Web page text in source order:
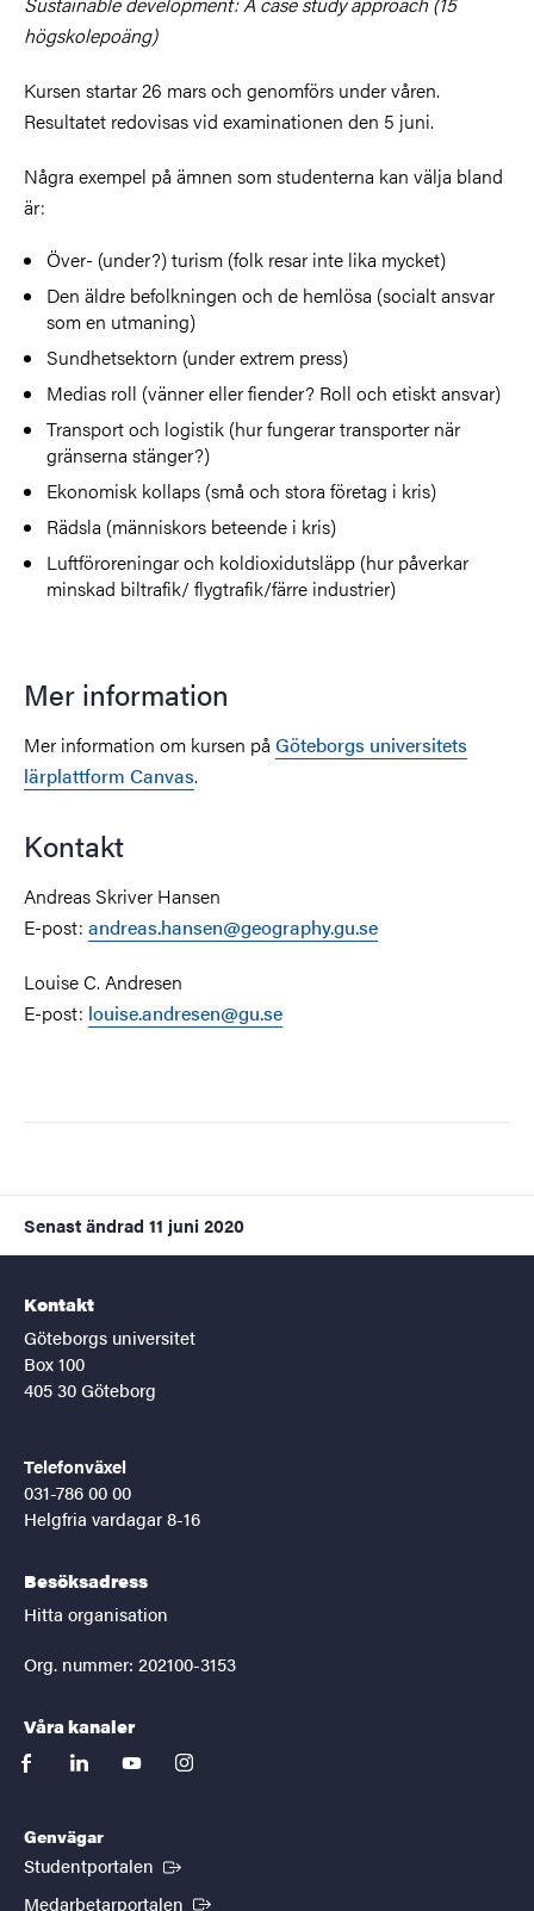
högskolepoäng)
Kursen startar 26 mars och genomförs under våren.
Resultatet redovisas vid examinationen den 5 juni.
Några exempel på ämnen som studenterna kan välja bland
är:
Över- (under?) turism (folk resar inte lika mycket)
Den äldre befolkningen och de hemlösa (socialt ansvar
som en utmaning)
Sundhetsektorn (under extrem press)
Medias roll (vänner eller fiender? Roll och etiskt ansvar)
Transport och logistik (hur fungerar transporter när
gränserna stänger?)
Ekonomisk kollaps (små och stora företag i kris)
Rädsla (människors beteende i kris)
Luftföroreningar och koldioxidutsläpp (hur påverkar
minskad biltrafik/ flygtrafik/färre industrier)
Mer information
Mer information om kursen på Göteborgs universitets
lärplattform Canvas.
Kontakt
Andreas Skriver Hansen
E-post: andreas.hansen@geography.gu.se
Louise C. Andresen
E-post: louise.andresen@gu.se
Senast ändrad 11 juni 2020
Kontakt
Göteborgs universitet
Box 100
405 30 Göteborg
Telefonväxel
031-786 00 00
Helgfria vardagar 8-16
Besöksadress
Hitta organisation
Org. nummer: 202100-3153
Våra kanaler
facebooklinkedinyoutubeinstagram
Genvägar
Studentportalen (Extern länk)
Medarbetarportalen (Extern länk)